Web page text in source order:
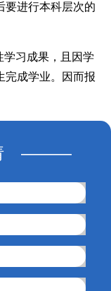
要进行本科层次的
习成果，且因学
完成学业。因而报
———